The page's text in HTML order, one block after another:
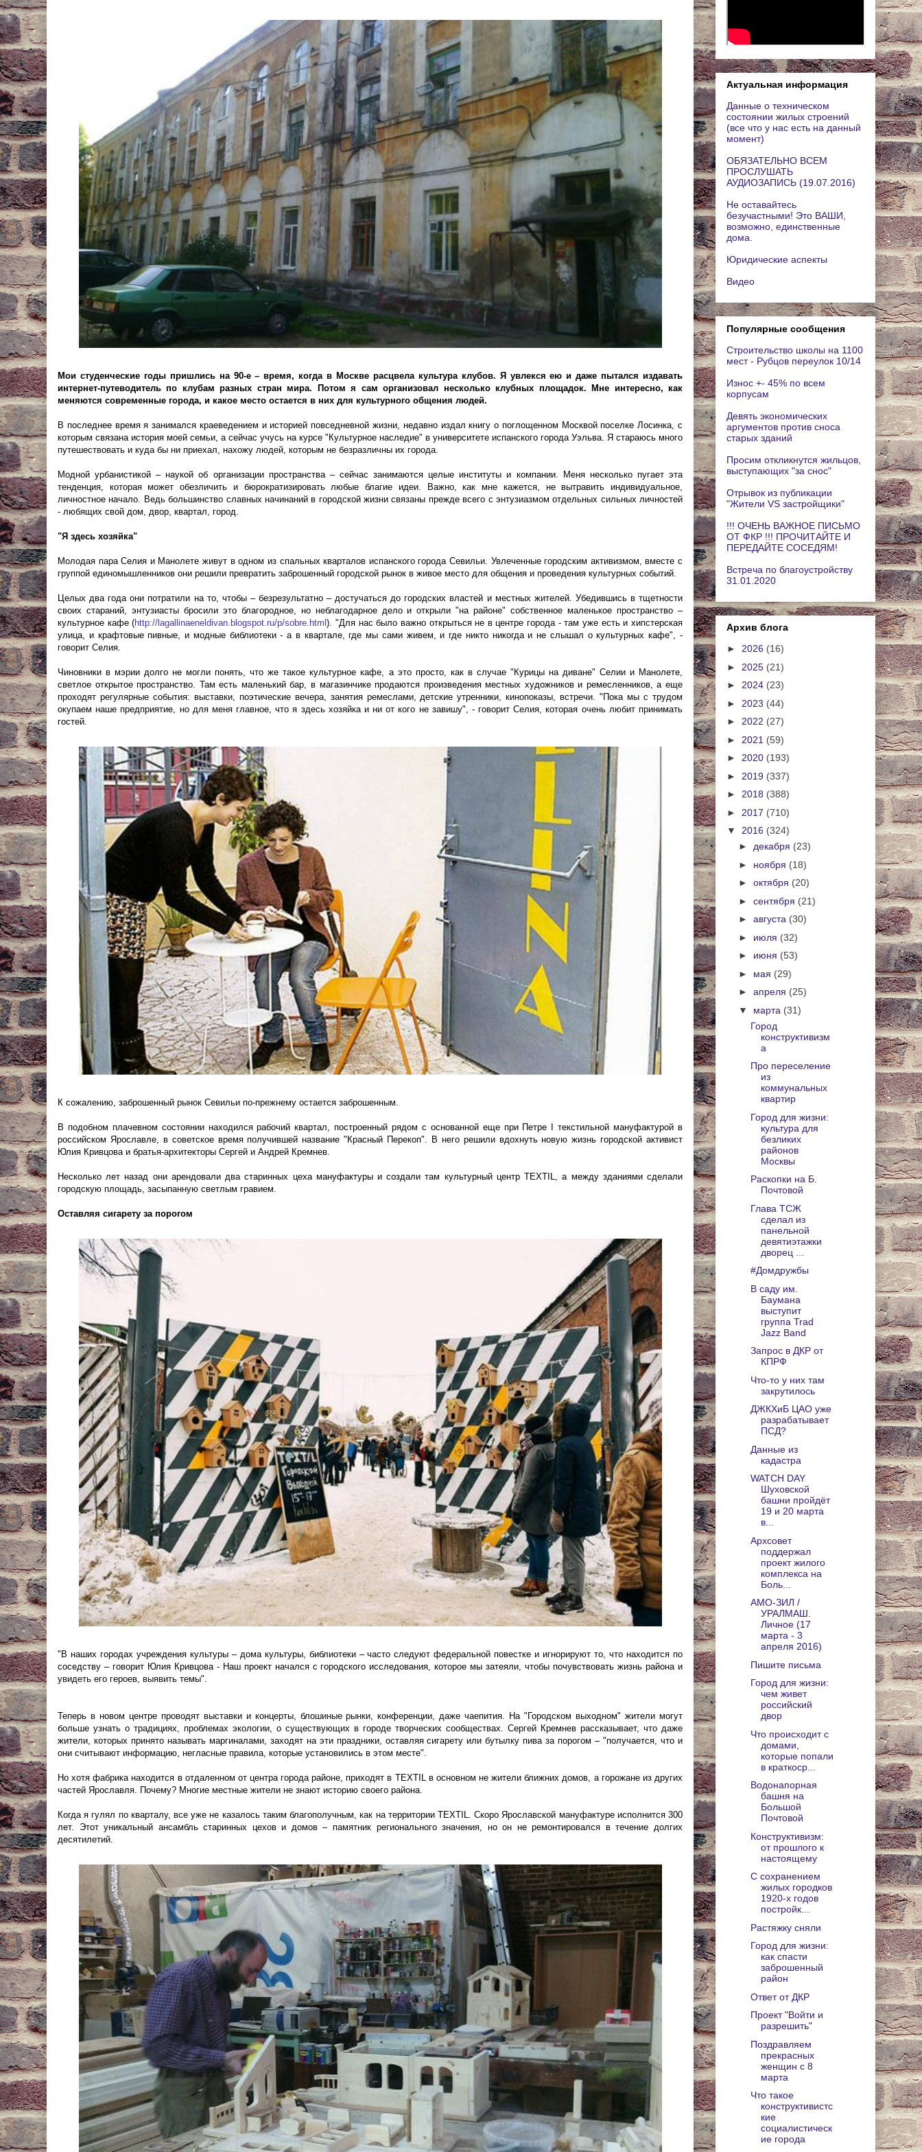
Мои студенческие годы пришлись на 90-е – время, когда в Москве расцвела культура клубов. Я увлекся ею и даже пытался издавать
интернет-путеводитель по клубам разных стран мира. Потом я сам организовал несколько клубных площадок. Мне интересно, как
меняются современные города, и какое место остается в них для культурного общения людей.
В последнее время я занимался краеведением и историей повседневной жизни, недавно издал книгу о поглощенном Москвой поселке Лосинка, с
которым связана история моей семьи, а сейчас учусь на курсе "Культурное наследие" в университете испанского города Уэльва. Я стараюсь много
путешествовать и куда бы ни приехал, нахожу людей, которым не безразличны их города.
Модной урбанистикой – наукой об организации пространства – сейчас занимаются целые институты и компании. Меня несколько пугает эта
тенденция, которая может обезличить и бюрократизировать любые благие идеи. Важно, как мне кажется, не вытравить индивидуальное,
личностное начало. Ведь большинство славных начинаний в городской жизни связаны прежде всего с энтузиазмом отдельных сильных личностей
- любящих свой дом, двор, квартал, город.
"Я здесь хозяйка"
Молодая пара Селия и Манолете живут в одном из спальных кварталов испанского города Севильи. Увлеченные городским активизмом, вместе с
группой единомышленников они решили превратить заброшенный городской рынок в живое место для общения и проведения культурных событий.
Целых два года они потратили на то, чтобы – безрезультатно – достучаться до городских властей и местных жителей. Убедившись в тщетности
своих стараний, энтузиасты бросили это благородное, но неблагодарное дело и открыли "на районе" собственное маленькое пространство –
культурное кафе (http://lagallinaeneldivan.blogspot.ru/p/sobre.html). "Для нас было важно открыться не в центре города - там уже есть и хипстерская
улица, и крафтовые пивные, и модные библиотеки - а в квартале, где мы сами живем, и где никто никогда и не слышал о культурных кафе", -
говорит Селия.
Чиновники в мэрии долго не могли понять, что же такое культурное кафе, а это просто, как в случае "Курицы на диване" Селии и Манолете,
светлое открытое пространство. Там есть маленький бар, в магазинчике продаются произведения местных художников и ремесленников, а еще
проходят регулярные события: выставки, поэтические вечера, занятия ремеслами, детские утренники, кинопоказы, встречи. "Пока мы с трудом
окупаем наше предприятие, но для меня главное, что я здесь хозяйка и ни от кого не завишу", - говорит Селия, которая очень любит принимать
гостей.
К сожалению, заброшенный рынок Севильи по-прежнему остается заброшенным.
В подобном плачевном состоянии находился рабочий квартал, построенный рядом с основанной еще при Петре I текстильной мануфактурой в
российском Ярославле, в советское время получившей название "Красный Перекоп". В него решили вдохнуть новую жизнь городской активист
Юлия Кривцова и братья-архитекторы Сергей и Андрей Кремнев.
Несколько лет назад они арендовали два старинных цеха мануфактуры и создали там культурный центр TEXTIL, а между зданиями сделали
городскую площадь, засыпанную светлым гравием.
Оставляя сигарету за порогом
"В наших городах учреждения культуры – дома культуры, библиотеки – часто следуют федеральной повестке и игнорируют то, что находится по
соседству – говорит Юлия Кривцова - Наш проект начался с городского исследования, которое мы затеяли, чтобы почувствовать жизнь района и
увидеть его героев, выявить темы".
Теперь в новом центре проводят выставки и концерты, блошиные рынки, конференции, даже чаепития. На "Городском выходном" жители могут
больше узнать о традициях, проблемах экологии, о существующих в городе творческих сообществах. Сергей Кремнев рассказывает, что даже
жители, которых принято называть маргиналами, заходят на эти праздники, оставляя сигарету или бутылку пива за порогом – "получается, что и
они считывают информацию, негласные правила, которые установились в этом месте".
Но хотя фабрика находится в отдаленном от центра города районе, приходят в TEXTIL в основном не жители ближних домов, а горожане из других
частей Ярославля. Почему? Многие местные жители не знают историю своего района.
Когда я гулял по кварталу, все уже не казалось таким благополучным, как на территории TEXTIL. Скоро Ярославской мануфактуре исполнится 300
лет. Этот уникальный ансамбль старинных цехов и домов – памятник регионального значения, но он не ремонтировался в течение долгих
десятилетий.
Актуальная информация
Данные о техническом
состоянии жилых строений
(все что у нас есть на данный
момент)
ОБЯЗАТЕЛЬНО ВСЕМ
ПРОСЛУШАТЬ
АУДИОЗАПИСЬ (19.07.2016)
Не оставайтесь
безучастными! Это ВАШИ,
возможно, единственные
дома.
Юридические аспекты
Видео
Популярные сообщения
Строительство школы на 1100
мест - Рубцов переулок 10/14
Износ +- 45% по всем
корпусам
Девять экономических
аргументов против сноса
старых зданий
Просим откликнутся жильцов,
выступающих "за снос"
Отрывок из публикации
"Жители VS застройщики"
!!! ОЧЕНЬ ВАЖНОЕ ПИСЬМО
ОТ ФКР !!! ПРОЧИТАЙТЕ И
ПЕРЕДАЙТЕ СОСЕДЯМ!
Встреча по благоустройству
31.01.2020
Архив блога
► 2026 (16)
► 2025 (21)
► 2024 (23)
► 2023 (44)
► 2022 (27)
► 2021 (59)
► 2020 (193)
► 2019 (337)
► 2018 (388)
► 2017 (710)
▼ 2016 (324)
► декабря (23)
► ноября (18)
► октября (20)
► сентября (21)
► августа (30)
► июля (32)
► июня (53)
► мая (29)
► апреля (25)
▼ марта (31)
Город
конструктивизм
а
Про переселение
из
коммунальных
квартир
Город для жизни:
культура для
безликих
районов
Москвы
Раскопки на Б.
Почтовой
Глава ТСЖ
сделал из
панельной
девятиэтажки
дворец ...
#Домдружбы
В саду им.
Баумана
выступит
группа Trad
Jazz Band
Запрос в ДКР от
КПРФ
Что-то у них там
закрутилось
ДЖКХиБ ЦАО уже
разрабатывает
ПСД?
Данные из
кадастра
WATCH DAY
Шуховской
башни пройдёт
19 и 20 марта
в...
Архсовет
поддержал
проект жилого
комплекса на
Боль...
АМО-ЗИЛ /
УРАЛМАШ.
Личное (17
марта - 3
апреля 2016)
Пишите письма
Город для жизни:
чем живет
российский
двор
Что происходит с
домами,
которые попали
в краткоср...
Водонапорная
башня на
Большой
Почтовой
Конструктивизм:
от прошлого к
настоящему
С сохранением
жилых городков
1920-х годов
постройк...
Растяжку сняли
Город для жизни:
как спасти
заброшенный
район
Ответ от ДКР
Проект "Войти и
разрешить"
Поздравляем
прекрасных
женщин с 8
марта
Что такое
конструктивистс
кие
социалистическ
ие города